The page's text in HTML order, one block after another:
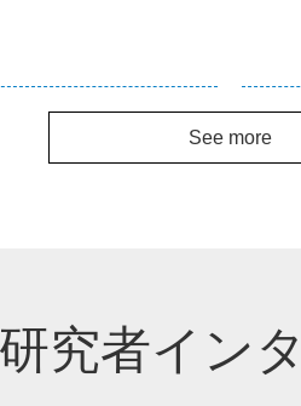
See more
研究者イン